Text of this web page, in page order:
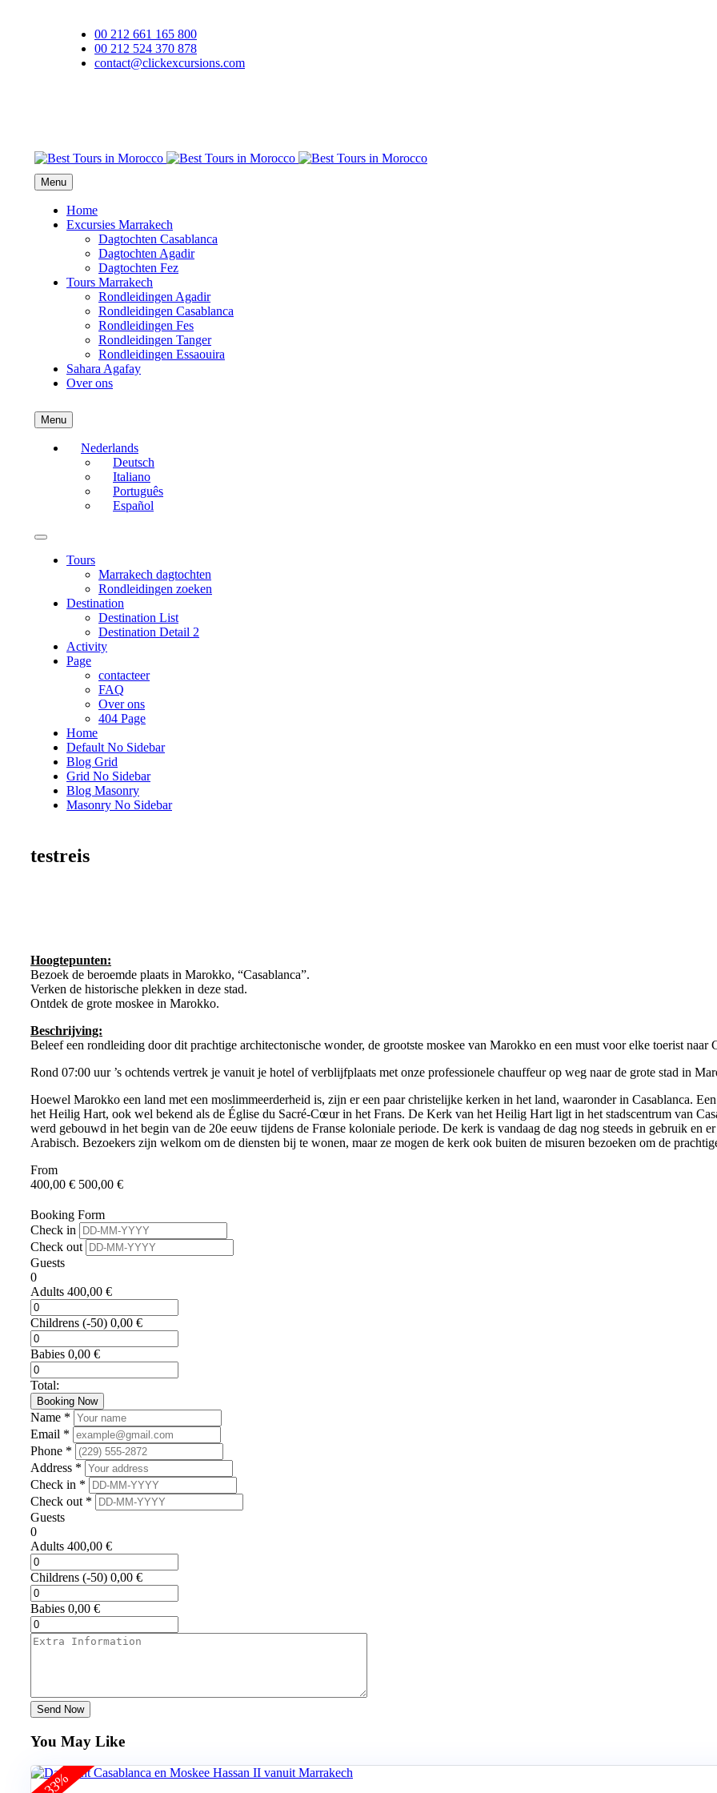
00 212 661 165 800
00 212 524 370 878
contact@clickexcursions.com
Menu
Home
Excursies Marrakech
Dagtochten Casablanca
Dagtochten Agadir
Dagtochten Fez
Tours Marrakech
Rondleidingen Agadir
Rondleidingen Casablanca
Rondleidingen Fes
Rondleidingen Tanger
Rondleidingen Essaouira
Sahara Agafay
Over ons
Menu
Nederlands
Deutsch
Italiano
Português
Español
Tours
Marrakech dagtochten
Rondleidingen zoeken
Destination
Destination List
Destination Detail 2
Activity
Page
contacteer
FAQ
Over ons
404 Page
Home
Default No Sidebar
Blog Grid
Grid No Sidebar
Blog Masonry
Masonry No Sidebar
testreis
Hoogtepunten:
Bezoek de beroemde plaats in Marokko, “Casablanca”.
Verken de historische plekken in deze stad.
Ontdek de grote moskee in Marokko.
Beschrijving:
Beleef een rondleiding door dit prachtige architectonische wonder, de grootste moskee van Marokko en een must voor elke toerist naar
Rond 07:00 uur ’s ochtends vertrek je vanuit je hotel of verblijfplaats met onze professionele chauffeur op weg naar de grote stad in
Hoewel Marokko een land met een moslimmeerderheid is, zijn er een paar christelijke kerken in het land, waaronder in Casablanca.
het Heilig Hart, ook wel bekend als de Église du Sacré-Cœur in het Frans. De Kerk van het Heilig Hart ligt in het stadscentrum van
werd gebouwd in het begin van de 20e eeuw tijdens de Franse koloniale periode. De kerk is vandaag de dag nog steeds in gebruik en
Arabisch. Bezoekers zijn welkom om de diensten bij te wonen, maar ze mogen de kerk ook buiten de misuren bezoeken om de
From
400,00 € 500,00 €
Booking Form
Check in
Check out
Guests
0
Adults 400,00 €
Childrens (-50) 0,00 €
Babies 0,00 €
Total:
Booking Now
Name *
Email *
Phone *
Address *
Check in *
Check out *
Guests
0
Adults 400,00 €
Childrens (-50) 0,00 €
Babies 0,00 €
Send Now
You May Like
-33%